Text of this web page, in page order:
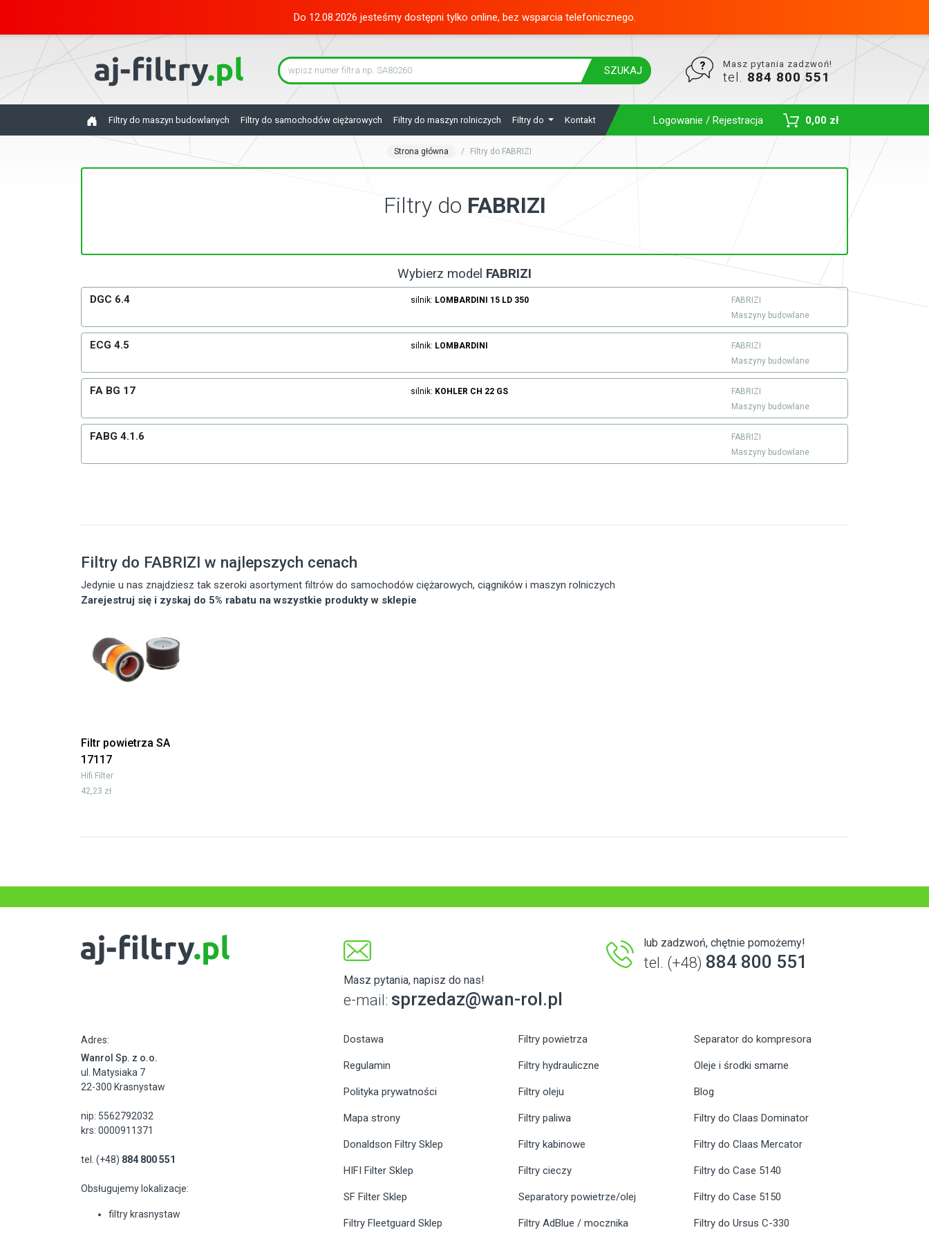
Do 12.08.2026 jesteśmy dostępni tylko online, bez wsparcia telefonicznego.
SZUKAJ
Masz pytania zadzwoń!
tel. 884 800 551
Filtry do maszyn budowlanych Filtry do samochodów ciężarowych Filtry do maszyn rolniczych Filtry do Kontakt Logowanie / Rejestracja 0,00 zł
Strona główna Filtry do FABRIZI
Filtry do FABRIZI
Wybierz model FABRIZI
DGC 6.4 silnik: LOMBARDINI 15 LD 350
FABRIZI
Maszyny budowlane
ECG 4.5 silnik: LOMBARDINI
FABRIZI
Maszyny budowlane
FA BG 17 silnik: KOHLER CH 22 GS
FABRIZI
Maszyny budowlane
FABG 4.1.6
FABRIZI
Maszyny budowlane
Filtry do FABRIZI w najlepszych cenach
Jedynie u nas znajdziesz tak szeroki asortyment filtrów do samochodów ciężarowych, ciągników i maszyn rolniczych
Zarejestruj się i zyskaj do 5% rabatu na wszystkie produkty w sklepie
Filtr powietrza SA
17117
Hifi Filter
42,23 zł
Masz pytania, napisz do nas!
e-mail: sprzedaz@wan-rol.pl
lub zadzwoń, chętnie pomożemy!
tel. (+48) 884 800 551
Adres:
Wanrol Sp. z o.o.
ul. Matysiaka 7
22-300 Krasnystaw
nip: 5562792032
krs: 0000911371
tel. (+48) 884 800 551
Obsługujemy lokalizacje:
filtry krasnystaw
Dostawa
Regulamin
Polityka prywatności
Mapa strony
Donaldson Filtry Sklep
HIFI Filter Sklep
SF Filter Sklep
Filtry Fleetguard Sklep
Filtry powietrza
Filtry hydrauliczne
Filtry oleju
Filtry paliwa
Filtry kabinowe
Filtry cieczy
Separatory powietrze/olej
Filtry AdBlue / mocznika
Separator do kompresora
Oleje i środki smarne
Blog
Filtry do Claas Dominator
Filtry do Claas Mercator
Filtry do Case 5140
Filtry do Case 5150
Filtry do Ursus C-330